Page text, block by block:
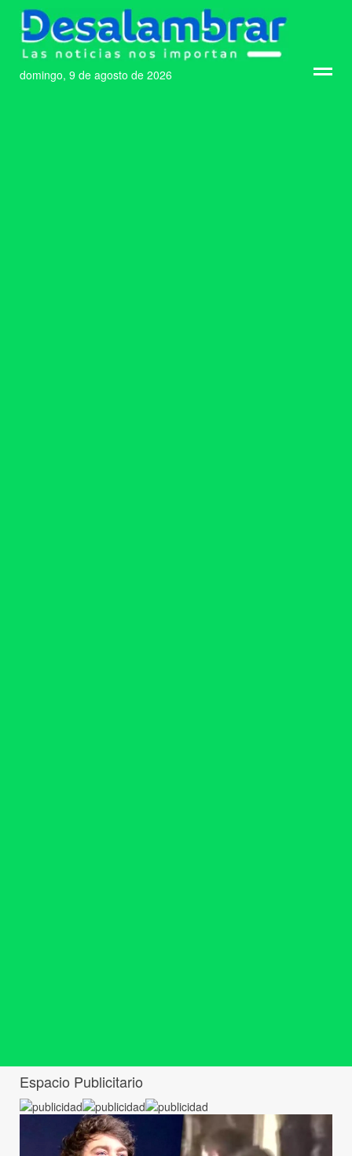
domingo, 9 de agosto de 2026
Espacio Publicitario